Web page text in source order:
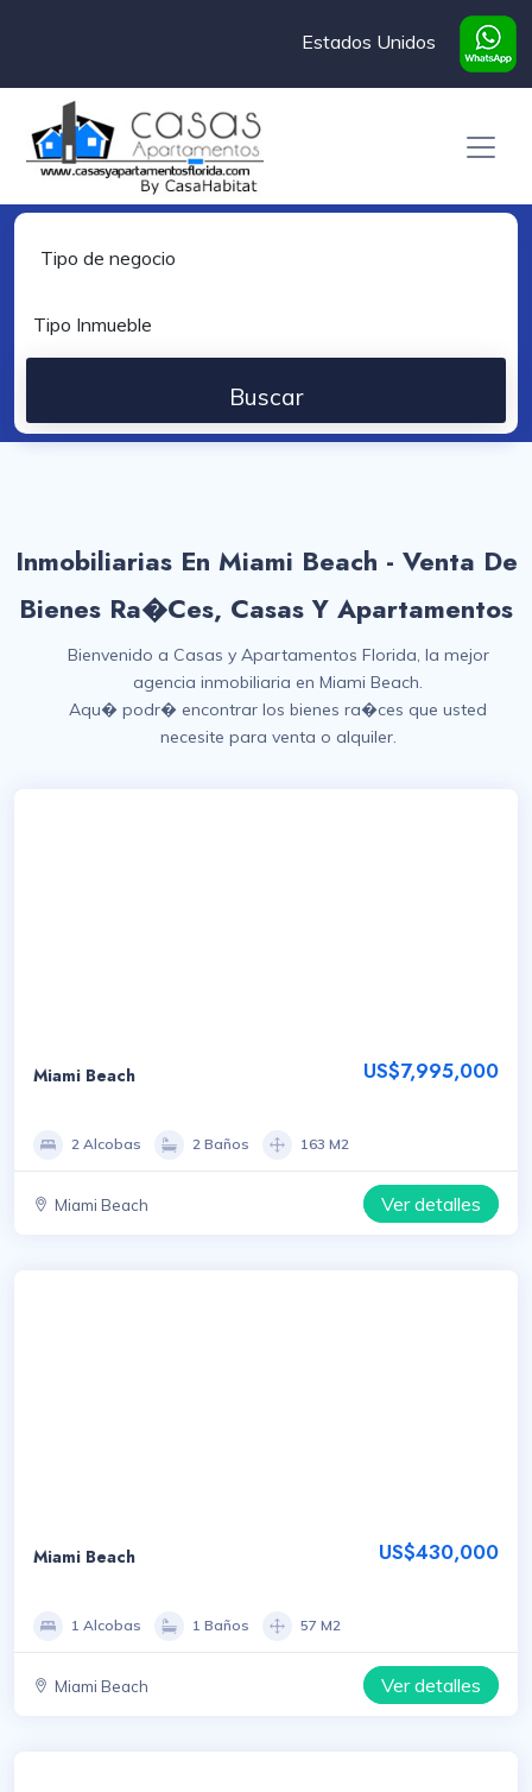
Estados Unidos
Inmobiliarias En Miami Beach - Venta De
Bienes Ra�ces, Casas Y Apartamentos
Bienvenido a Casas y Apartamentos Florida, la mejor
agencia inmobiliaria en Miami Beach.
Aqu� podr� encontrar los bienes ra�ces que usted
necesite para venta o alquiler.
Miami Beach US$7,995,000
2 Alcobas 2 Baños 163 M2
Miami Beach Ver detalles
Miami Beach US$430,000
1 Alcobas 1 Baños 57 M2
Miami Beach Ver detalles